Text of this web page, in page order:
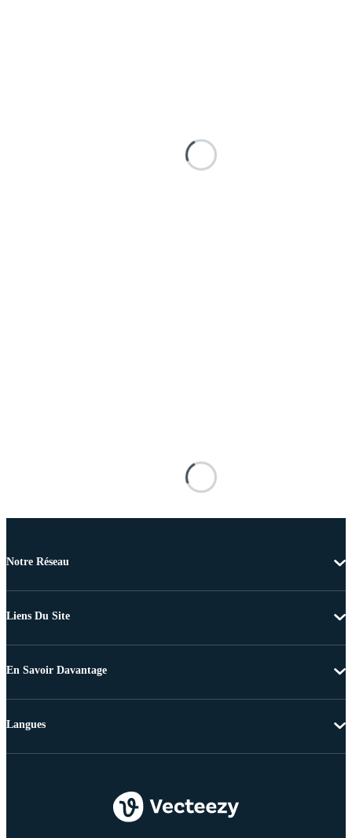
Notre Réseau
Liens Du Site
En Savoir Davantage
Langues